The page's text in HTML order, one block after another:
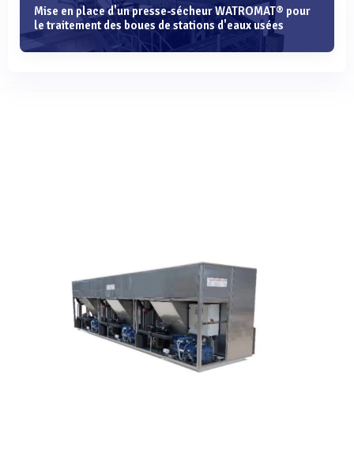
Mise en place d'un presse-sécheur WATROMAT® pour
le traitement des boues de stations d'eaux usées